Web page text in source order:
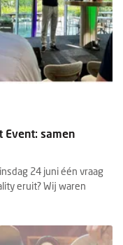
Event: samen
24 juni één vraag
eruit? Wij waren